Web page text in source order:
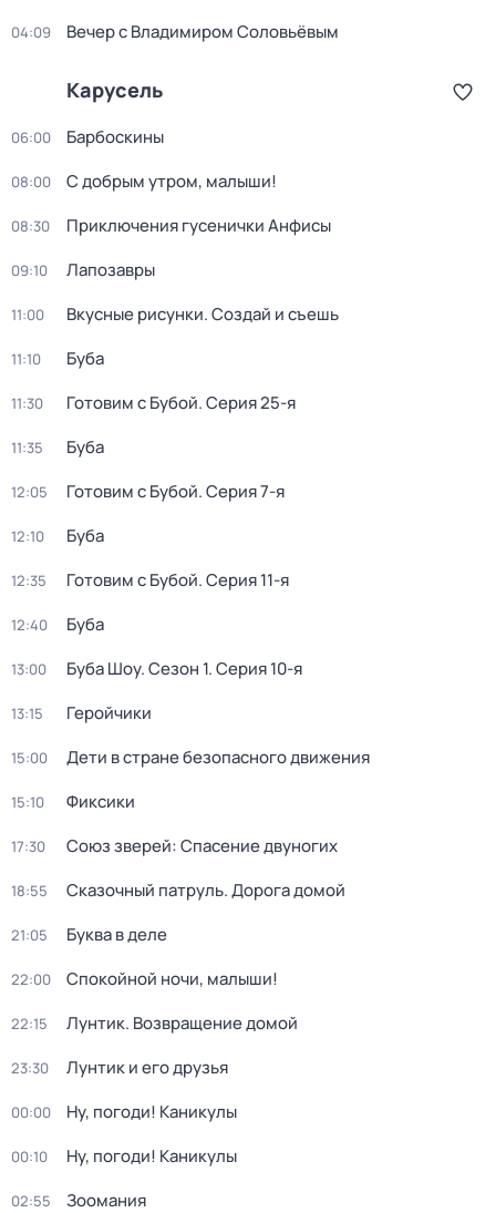
04:09 Вечер с Владимиром Соловьёвым
Карусель
06:00 Барбоскины
08:00 С добрым утром, малыши!
08:30 Приключения гусенички Анфисы
09:10 Лапозавры
11:00 Вкусные рисунки. Создай и съешь
11:10 Буба
11:30 Готовим с Бубой. Серия 25-я
11:35 Буба
12:05 Готовим с Бубой. Серия 7-я
12:10 Буба
12:35 Готовим с Бубой. Серия 11-я
12:40 Буба
13:00 Буба Шоу. Сезон 1. Серия 10-я
13:15 Геройчики
15:00 Дети в стране безопасного движения
15:10 Фиксики
17:30 Союз зверей: Спасение двуногих
18:55 Сказочный патруль. Дорога домой
21:05 Буква в деле
22:00 Спокойной ночи, малыши!
22:15 Лунтик. Возвращение домой
23:30 Лунтик и его друзья
00:00 Ну, погоди! Каникулы
00:10 Ну, погоди! Каникулы
02:55 Зоомания